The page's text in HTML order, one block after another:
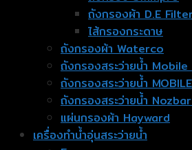
ถังกรองผ้า D.E
ไส้กรองกระดาษ
ถังกรองผ้า Waterco
ถังกรองสระว่ายน้ำ Mobile
ถังกรองสระว่ายน้ำ
ถังกรองสระว่ายน้ำ
แผ่นกรองผ้า Hayward
เครื่องทำน้ำอุ่นสระว่ายน้ำ